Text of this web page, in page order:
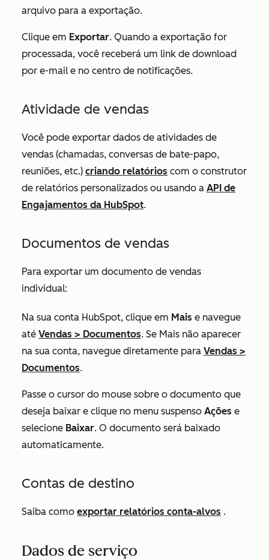
arquivo para a exportação.
Clique em Exportar. Quando a exportação for
processada, você receberá um link de download
por e-mail e no centro de notificações.
Atividade de vendas
Você pode exportar dados de atividades de
vendas (chamadas, conversas de bate-papo,
reuniões, etc.) criando relatórios com o construtor
de relatórios personalizados ou usando a API de
Engajamentos da HubSpot.
Documentos de vendas
Para exportar um documento de vendas
individual:
Na sua conta HubSpot, clique em Mais e navegue
até Vendas > Documentos. Se Mais não aparecer
na sua conta, navegue diretamente para Vendas >
Documentos.
Passe o cursor do mouse sobre o documento que
deseja baixar e clique no menu suspenso Ações e
selecione Baixar. O documento será baixado
automaticamente.
Contas de destino
Saiba como exportar relatórios conta-alvos .
Dados de serviço